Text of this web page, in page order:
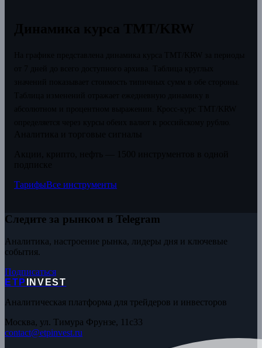
ТарифыВсе инструменты
Следите за рынком в Telegram
Аналитика, настроение рынка, лидеры дня и ключевые
события.
Подписаться
ETP
INVEST
Аналитическая платформа для трейдеров и инвесторов
Москва, ул. Тимура Фрунзе, 11с33
contact@etpinvest.ru